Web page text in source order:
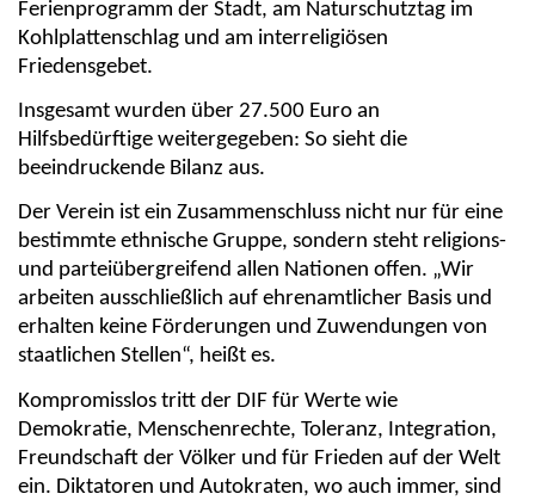
Ferienprogramm der Stadt, am Naturschutztag im
Kohlplattenschlag und am interreligiösen
Friedensgebet.
Insgesamt wurden über 27.500 Euro an
Hilfsbedürftige weitergegeben: So sieht die
beeindruckende Bilanz aus.
Der Verein ist ein Zusammenschluss nicht nur für eine
bestimmte ethnische Gruppe, sondern steht religions-
und parteiübergreifend allen Nationen offen. „Wir
arbeiten ausschließlich auf ehrenamtlicher Basis und
erhalten keine Förderungen und Zuwendungen von
staatlichen Stellen“, heißt es.
Kompromisslos tritt der DIF für Werte wie
Demokratie, Menschenrechte, Toleranz, Integration,
Freundschaft der Völker und für Frieden auf der Welt
ein. Diktatoren und Autokraten, wo auch immer, sind